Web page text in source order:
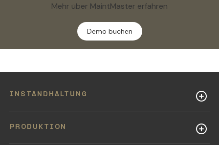
Mehr über MaintMaster erfahren
Demo buchen
INSTANDHALTUNG
PRODUKTION